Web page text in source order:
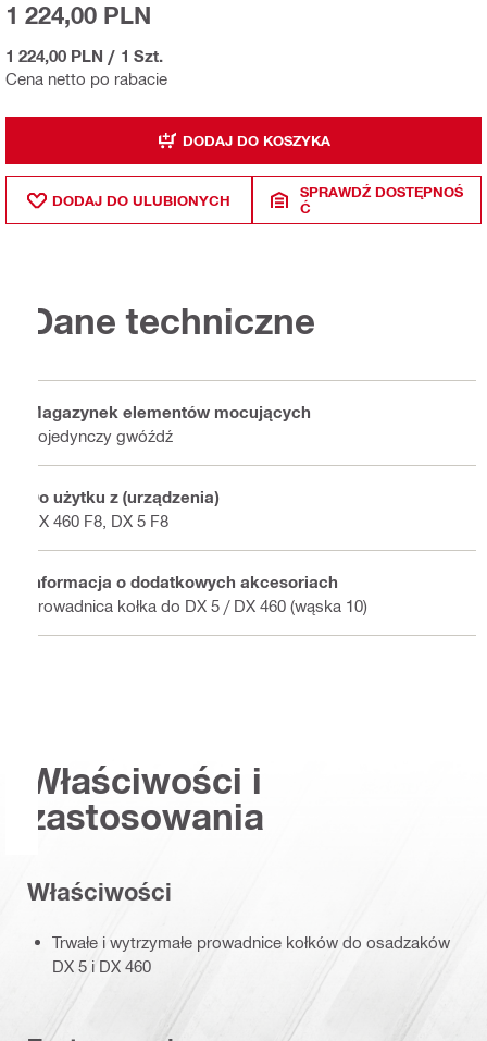
Cena netto po rabacie
1 224,00 PLN
1 224,00 PLN / 1 Szt.
DODAJ DO KOSZYKA
DODAJ DO ULUBIONYCH
SPRAWDŹ DOSTĘPNOŚ
Ć
Dane techniczne
Magazynek elementów mocujących
Pojedynczy gwóźdź
Do użytku z (urządzenia)
DX 460 F8, DX 5 F8
Informacja o dodatkowych akcesoriach
Prowadnica kołka do DX 5 / DX 460 (wąska 10)
Właściwości i
zastosowania
Właściwości
Trwałe i wytrzymałe prowadnice kołków do osadzaków
DX 5 i DX 460